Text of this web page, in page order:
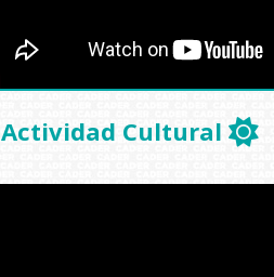
Actividad Cultural